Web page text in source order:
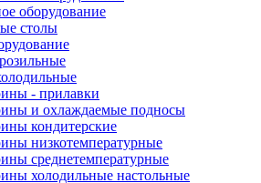
оборудование
столы
- прилавки
и охлаждаемые подносы
кондитерские
низкотемпературные
среднетемпературные
холодильные настольные